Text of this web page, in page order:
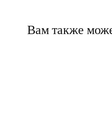
Вам также